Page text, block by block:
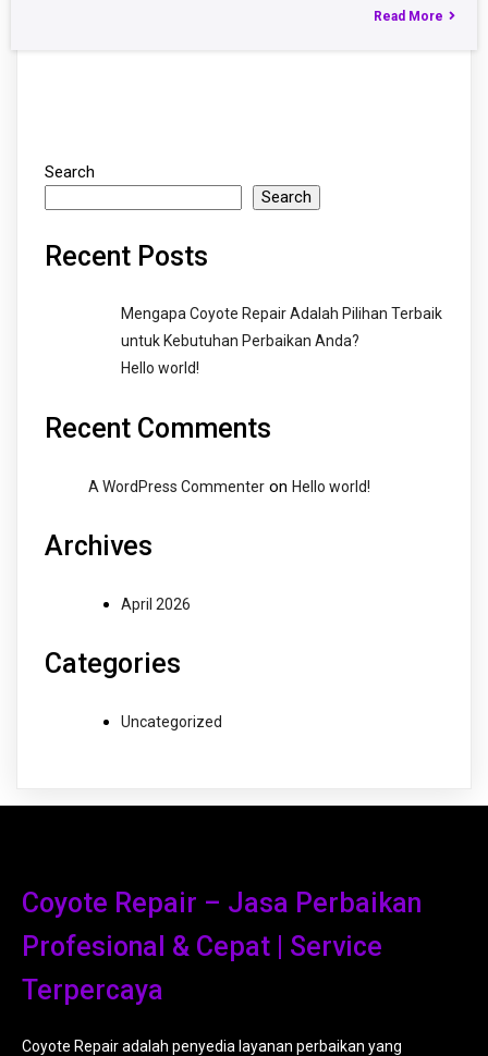
Read More
Search
Search
Recent Posts
Mengapa Coyote Repair Adalah Pilihan Terbaik
untuk Kebutuhan Perbaikan Anda?
Hello world!
Recent Comments
A WordPress Commenter on Hello world!
Archives
April 2026
Categories
Uncategorized
Coyote Repair – Jasa Perbaikan
Profesional & Cepat | Service
Terpercaya
Coyote Repair adalah penyedia layanan perbaikan yang